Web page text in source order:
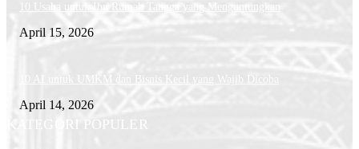
10 Usaha untuk Ibu Rumah Tangga yang Menguntungkan
April 15, 2026
10 AI untuk UMKM dan Bisnis Kecil yang Wajib Dicoba
April 14, 2026
KATEGORI POPULER